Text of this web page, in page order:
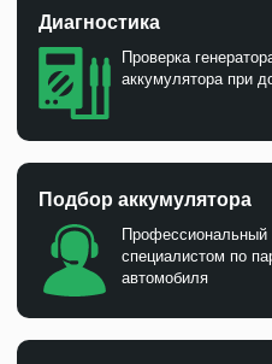
Диагностика
Проверка
аккумулятора при
Подбор аккумулятора
Профессиональный
специалистом по
автомобиля